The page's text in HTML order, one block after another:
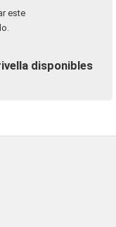
este
disponibles